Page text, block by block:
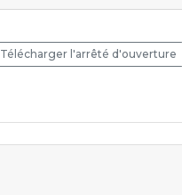
Télécharger l'arrêté d'ouverture